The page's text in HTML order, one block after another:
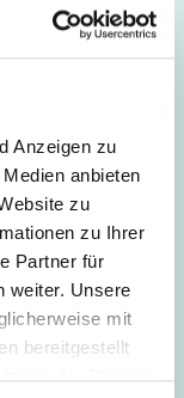
Anzeigen zu
anbieten
zu
zu Ihrer
Partner für
weiter. Unsere
mit
bereitgestellt